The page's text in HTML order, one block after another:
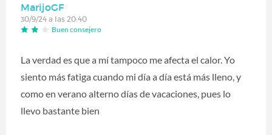
MarijoGF
30/9/24 a las 20:40
Buen consejero
La verdad es que a mí tampoco me afecta el calor. Yo
siento más fatiga cuando mi día a día está más lleno, y
como en verano alterno días de vacaciones, pues lo
llevo bastante bien